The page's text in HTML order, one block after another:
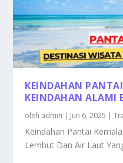
KEINDAHAN
KEINDAHAN ALAMI
oleh admin | Jun 6, 2025 |
Keindahan Pantai
Lembut Dan Air Laut